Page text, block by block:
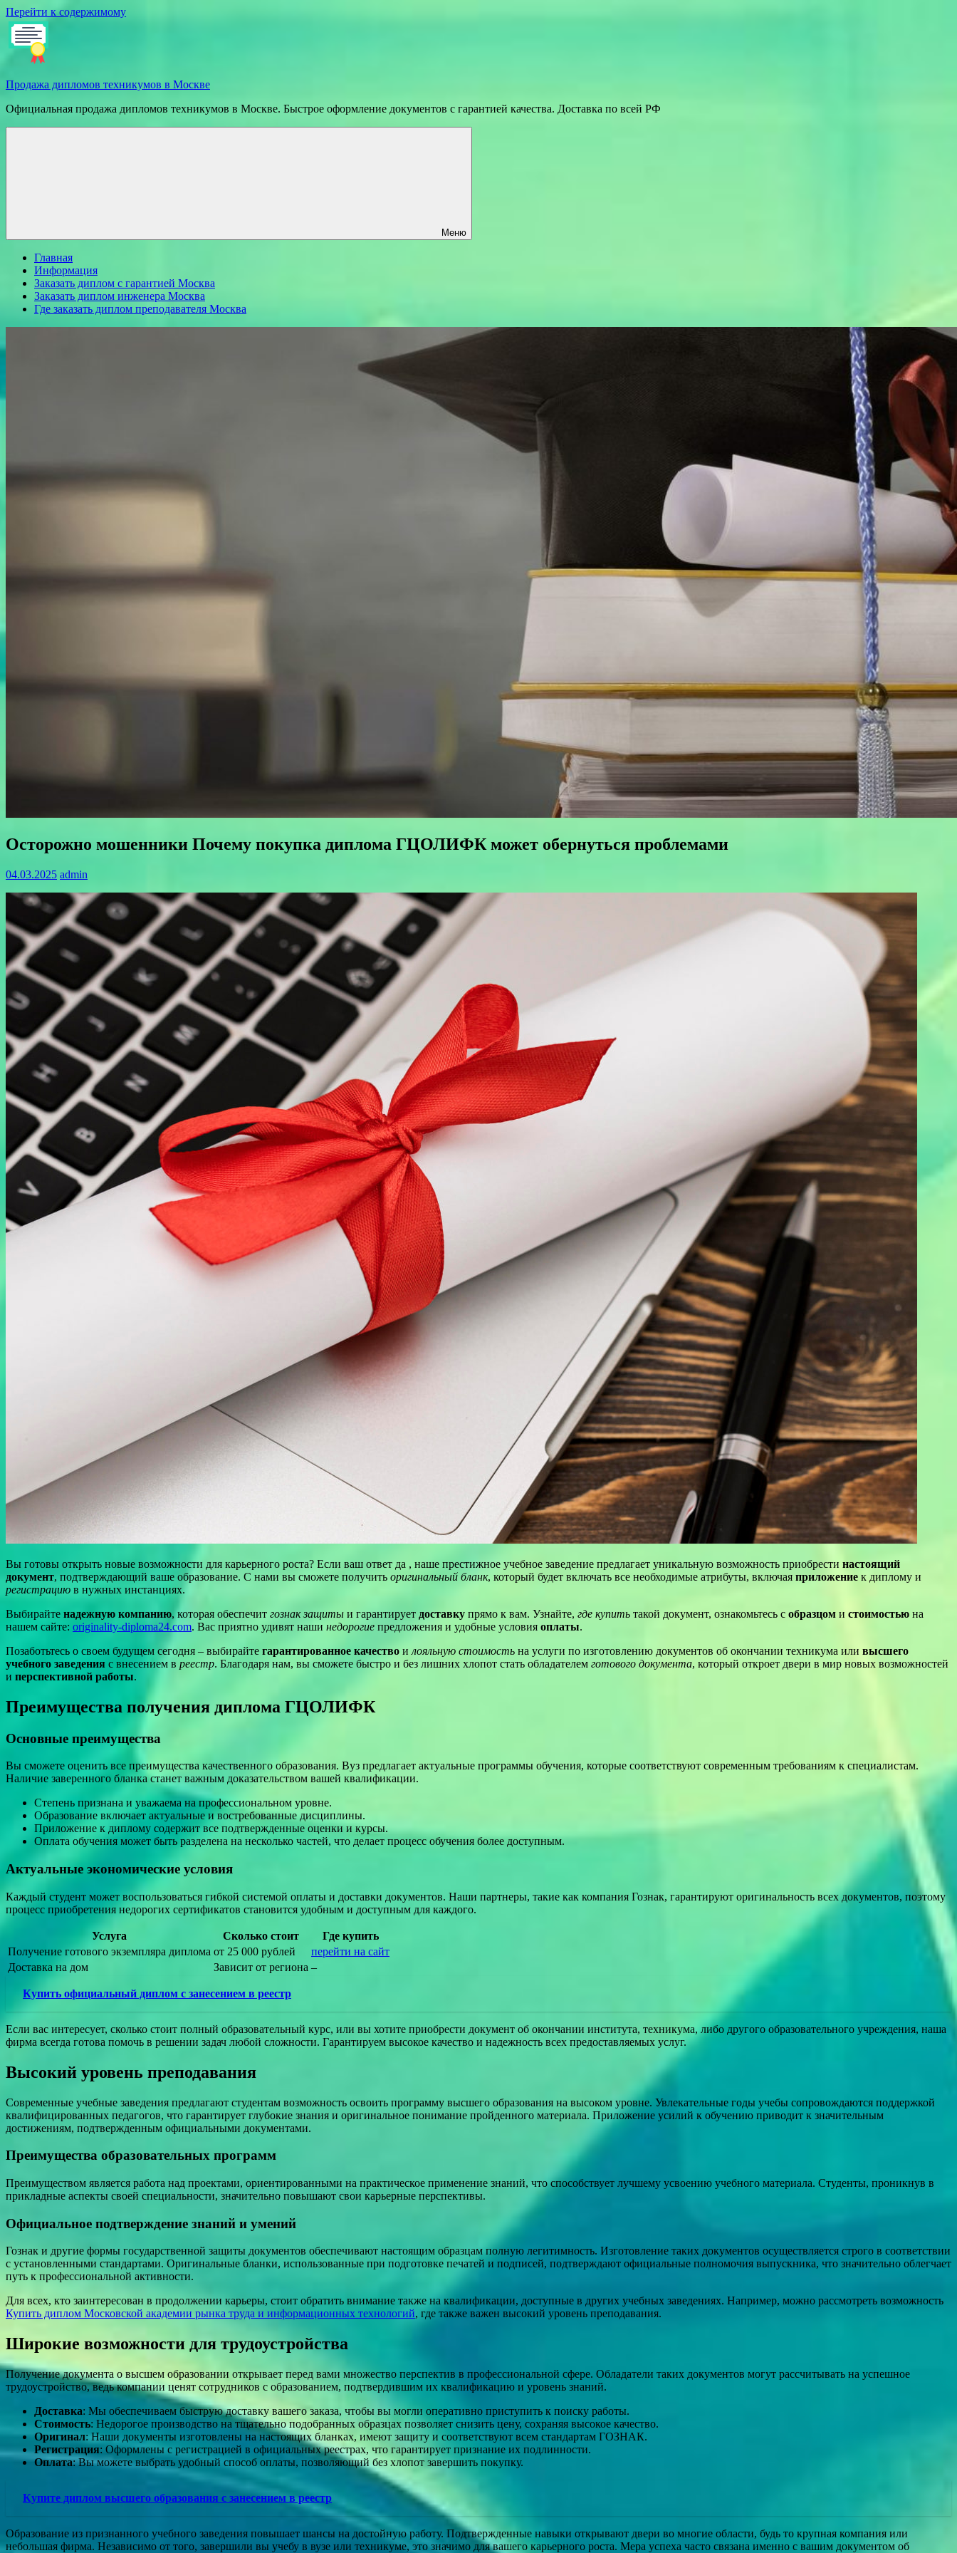
Перейти к содержимому
Продажа дипломов техникумов в Москве
Официальная продажа дипломов техникумов в Москве. Быстрое оформление документов с гарантией качества. Доставка по всей РФ
Меню
Главная
Информация
Заказать диплом с гарантией Москва
Заказать диплом инженера Москва
Где заказать диплом преподавателя Москва
Осторожно мошенники Почему покупка диплома ГЦОЛИФК может обернуться проблемами
04.03.2025 admin
Вы готовы открыть новые возможности для карьерного роста? Если ваш ответ да , наше престижное учебное заведение предлагает уникальную возможность приобрести настоящий
документ, подтверждающий ваше образование. С нами вы сможете получить оригинальный бланк, который будет включать все необходимые атрибуты, включая приложение к диплому и
регистрацию в нужных инстанциях.
Выбирайте надежную компанию, которая обеспечит гознак защиты и гарантирует доставку прямо к вам. Узнайте, где купить такой документ, ознакомьтесь с образцом и стоимостью на
нашем сайте: originality-diploma24.com. Вас приятно удивят наши недорогие предложения и удобные условия оплаты.
Позаботьтесь о своем будущем сегодня – выбирайте гарантированное качество и лояльную стоимость на услуги по изготовлению документов об окончании техникума или высшего
учебного заведения с внесением в реестр. Благодаря нам, вы сможете быстро и без лишних хлопот стать обладателем готового документа, который откроет двери в мир новых возможностей
и перспективной работы.
Преимущества получения диплома ГЦОЛИФК
Основные преимущества
Вы сможете оценить все преимущества качественного образования. Вуз предлагает актуальные программы обучения, которые соответствуют современным требованиям к специалистам.
Наличие заверенного бланка станет важным доказательством вашей квалификации.
Степень признана и уважаема на профессиональном уровне.
Образование включает актуальные и востребованные дисциплины.
Приложение к диплому содержит все подтвержденные оценки и курсы.
Оплата обучения может быть разделена на несколько частей, что делает процесс обучения более доступным.
Актуальные экономические условия
Каждый студент может воспользоваться гибкой системой оплаты и доставки документов. Наши партнеры, такие как компания Гознак, гарантируют оригинальность всех документов, поэтому
процесс приобретения недорогих сертификатов становится удобным и доступным для каждого.
Услуга Сколько стоит
Где купить
Получение готового экземпляра диплома от 25 000 рублей
перейти на сайт
Доставка на дом
Зависит от региона –
Купить официальный диплом с занесением в реестр
Если вас интересует, сколько стоит полный образовательный курс, или вы хотите приобрести документ об окончании института, техникума, либо другого образовательного учреждения, наша
фирма всегда готова помочь в решении задач любой сложности. Гарантируем высокое качество и надежность всех предоставляемых услуг.
Высокий уровень преподавания
Современные учебные заведения предлагают студентам возможность освоить программу высшего образования на высоком уровне. Увлекательные годы учебы сопровождаются поддержкой
квалифицированных педагогов, что гарантирует глубокие знания и оригинальное понимание пройденного материала. Приложение усилий к обучению приводит к значительным
достижениям, подтвержденным официальными документами.
Преимущества образовательных программ
Преимуществом является работа над проектами, ориентированными на практическое применение знаний, что способствует лучшему усвоению учебного материала. Студенты, проникнув в
прикладные аспекты своей специальности, значительно повышают свои карьерные перспективы.
Официальное подтверждение знаний и умений
Гознак и другие формы государственной защиты документов обеспечивают настоящим образцам полную легитимность. Изготовление таких документов осуществляется строго в соответствии
с установленными стандартами. Оригинальные бланки, использованные при подготовке печатей и подписей, подтверждают официальные полномочия выпускника, что значительно облегчает
путь к профессиональной активности.
Для всех, кто заинтересован в продолжении карьеры, стоит обратить внимание также на квалификации, доступные в других учебных заведениях. Например, можно рассмотреть возможность
Купить диплом Московской академии рынка труда и информационных технологий, где также важен высокий уровень преподавания.
Широкие возможности для трудоустройства
Получение документа о высшем образовании открывает перед вами множество перспектив в профессиональной сфере. Обладатели таких документов могут рассчитывать на успешное
трудоустройство, ведь компании ценят сотрудников с образованием, подтвердившим их квалификацию и уровень знаний.
Доставка: Мы обеспечиваем быструю доставку вашего заказа, чтобы вы могли оперативно приступить к поиску работы.
Стоимость: Недорогое производство на тщательно подобранных образцах позволяет снизить цену, сохраняя высокое качество.
Оригинал: Наши документы изготовлены на настоящих бланках, имеют защиту и соответствуют всем стандартам ГОЗНАК.
Регистрация: Оформлены с регистрацией в официальных реестрах, что гарантирует признание их подлинности.
Оплата: Вы можете выбрать удобный способ оплаты, позволяющий без хлопот завершить покупку.
Купите диплом высшего образования с занесением в реестр
Образование из признанного учебного заведения повышает шансы на достойную работу. Подтвержденные навыки открывают двери во многие области, будь то крупная компания или
небольшая фирма. Независимо от того, завершили вы учебу в вузе или техникуме, это значимо для вашего карьерного роста. Мера успеха часто связана именно с вашим документом об